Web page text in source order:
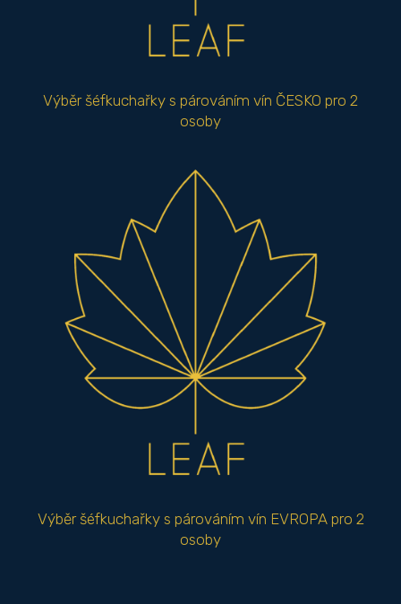
Výběr šéfkuchařky s párováním vín ČESKO pro 2
osoby
Výběr šéfkuchařky s párováním vín EVROPA pro 2
osoby